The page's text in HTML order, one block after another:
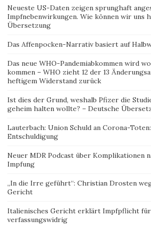
Neueste US-Daten zeigen sprunghaft
Impfnebenwirkungen. Wie können wir uns
Übersetzung
Das Affenpocken-Narrativ basiert auf
Das neue WHO-Pandemiabkommen wird
kommen – WHO zieht 12 der 13
heftigem Widerstand zurück
Ist dies der Grund, weshalb Pfizer die
geheim halten wollte? – Deutsche
Lauterbach: Union Schuld an Corona-
Entschuldigung
Neuer MDR Podcast über Komplikationen
Impfung
„In die Irre geführt“: Christian Drosten
Gericht
Italienisches Gericht erklärt Impfpflicht für
verfassungswidrig